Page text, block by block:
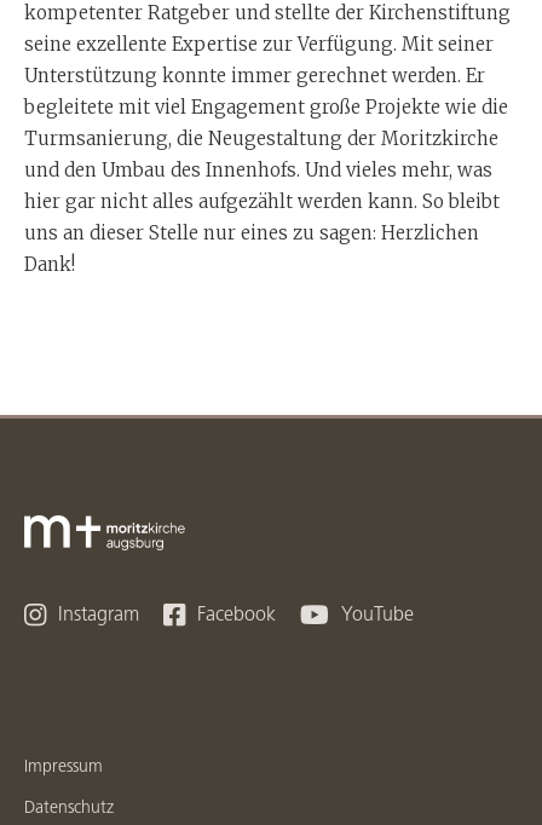
kompetenter Ratgeber und stellte der Kirchenstiftung
seine exzellente Expertise zur Verfügung. Mit seiner
Unterstützung konnte immer gerechnet werden. Er
begleitete mit viel Engagement große Projekte wie die
Turmsanierung, die Neugestaltung der Moritzkirche
und den Umbau des Innenhofs. Und vieles mehr, was
hier gar nicht alles aufgezählt werden kann. So bleibt
uns an dieser Stelle nur eines zu sagen: Herzlichen
Dank!
 Instagram  Facebook  YouTube
Impressum
Datenschutz